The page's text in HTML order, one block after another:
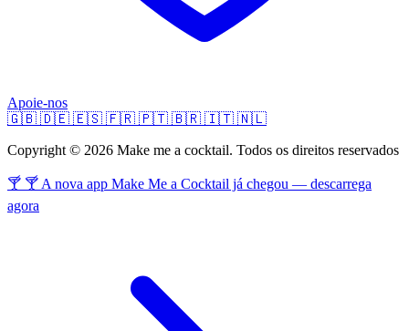
Apoie-nos
🇬🇧 🇩🇪 🇪🇸 🇫🇷 🇵🇹 🇧🇷 🇮🇹 🇳🇱
Copyright © 2026 Make me a cocktail. Todos os direitos reservados
🍸 🍸 A nova app Make Me a Cocktail já chegou — descarrega
agora